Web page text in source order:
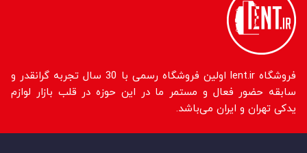
فروشگاه lent.ir اولین فروشگاه رسمی با 30 سال تجربه گرانقدر و
سابقه حضور فعال و مستمر ما در این حوزه در قلب بازار لوازم
یدکی تهران و ایران می‌باشد.